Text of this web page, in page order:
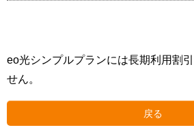
eo光シンプルプランには長期利用割
せん。
戻る